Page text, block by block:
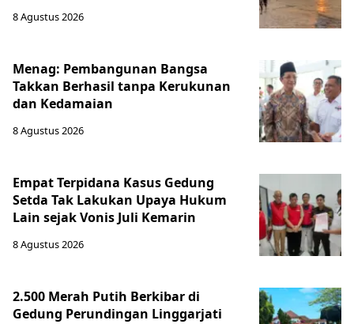
8 Agustus 2026
Menag: Pembangunan Bangsa
Takkan Berhasil tanpa Kerukunan
dan Kedamaian
8 Agustus 2026
Empat Terpidana Kasus Gedung
Setda Tak Lakukan Upaya Hukum
Lain sejak Vonis Juli Kemarin
8 Agustus 2026
2.500 Merah Putih Berkibar di
Gedung Perundingan Linggarjati